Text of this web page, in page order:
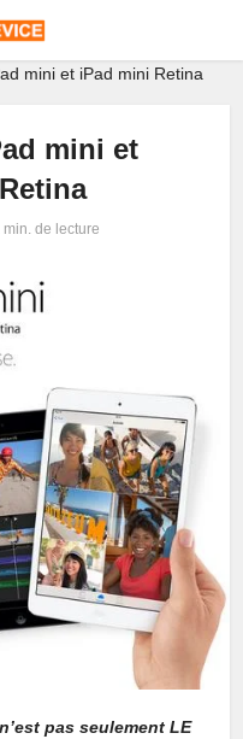
mini et iPad mini Retina
mini et
min. de lecture
pas seulement LE